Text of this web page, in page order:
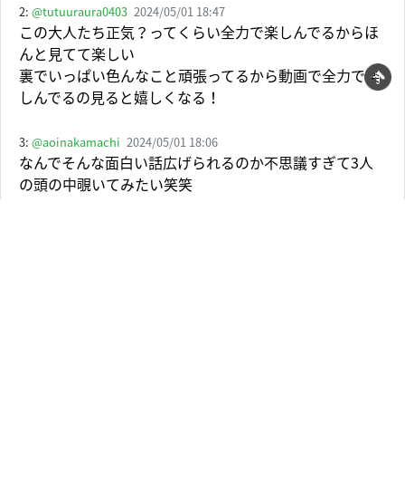
2: @tutuuraura0403 2024/05/01 18:47
この大人たち正気？ってくらい全力で楽しんでるからほ
んと見てて楽しい
裏でいっぱい色んなこと頑張ってるから動画で全力で楽
しんでるの見ると嬉しくなる！
3: @aoinakamachi 2024/05/01 18:06
なんでそんな面白い話広げられるのか不思議すぎて3人
の頭の中覗いてみたい笑笑